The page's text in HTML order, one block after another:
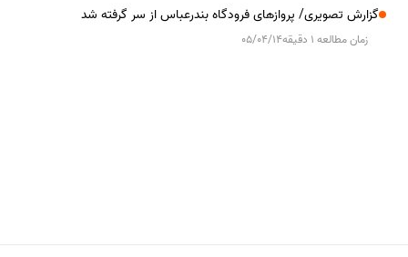
گزارش تصویری/ پروازهای فرودگاه بندرعباس از سر گرفته شد
زمان مطالعه 1 دقیقه 05/04/14